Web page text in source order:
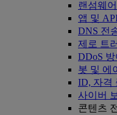
랜섬웨
앱 및
DNS 전
제로 트
DDoS 방
봇 및 에
ID, 자격
사이버
콘텐츠